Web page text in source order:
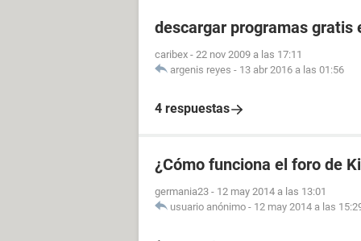
descargar programas gratis
caribex - 22 nov 2009 a las 17:11
argenis reyes - 13 abr 2016 a las 01:56
4 respuestas
¿Cómo funciona el foro de
germania23 - 12 may 2014 a las 13:01
usuario anónimo - 12 may 2014 a las